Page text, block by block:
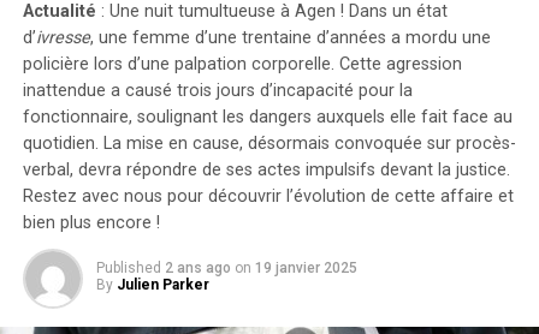
« Elle cherche simplement à tirer profit d’un travail
qu’elle n’a pas conçu », a affirmé l’avocate Brittany
Amadi lors du procès.En 2020, une première plainte
avait été rejetée ; néanmoins, la cour d’appel avait
rouvert l’affaire en considérant qu’il existait un débat
légitime concernant les « similarités substantielles »
entre les deux œuvres.Cette affaire soulève des
questions cruciales sur l’originalité dans le secteur
cinématographique et pourrait avoir des conséquences
significatives sur les droits d’auteur et la propriété
Actualité : Une nuit tumultueuse à Agen ! Dans un état
d’ivresse, une femme d’une trentaine d’années a mordu une
policière lors d’une palpation corporelle. Cette agression
inattendue a causé trois jours d’incapacité pour la
fonctionnaire, soulignant les dangers auxquels elle fait face au
quotidien. La mise en cause, désormais convoquée sur procès-
verbal, devra répondre de ses actes impulsifs devant la justice.
Restez avec nous pour découvrir l’évolution de cette affaire et
bien plus encore !
Published 2 ans ago on 19 janvier 2025
By Julien Parker